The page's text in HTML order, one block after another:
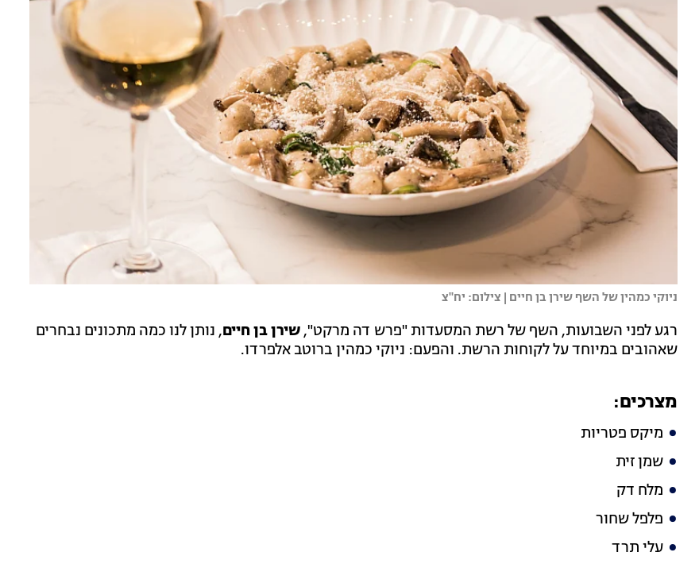
ניוקי כמהין של השף שירן בן חיים | צילום: יח"צ
רגע לפני השבועות, השף של רשת המסעדות "פרש דה מרקט",שירן בן חיים, נותן לנו כמה מתכונים נבחרים
שאהובים במיוחד על לקוחות הרשת. והפעם: ניוקי כמהין ברוטב אלפרדו.
מצרכים:
מיקס פטריות
שמן זית
מלח דק
פלפל שחור
עלי תרד